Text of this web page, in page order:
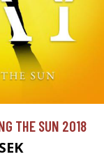
THE SUN 2018